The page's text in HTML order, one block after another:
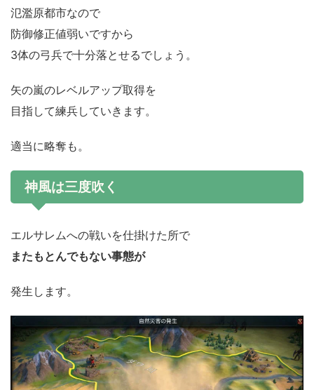
氾濫原都市なので
防御修正値弱いですから
3体の弓兵で十分落とせるでしょう。
矢の嵐のレベルアップ取得を
目指して練兵していきます。
適当に略奪も。
神風は三度吹く
エルサレムへの戦いを仕掛けた所で
またもとんでもない事態が
発生します。